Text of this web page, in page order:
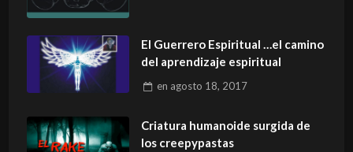
El Guerrero Espiritual …el camino
del aprendizaje espiritual
en agosto 18, 2017
Criatura humanoide surgida de
los creepypastas